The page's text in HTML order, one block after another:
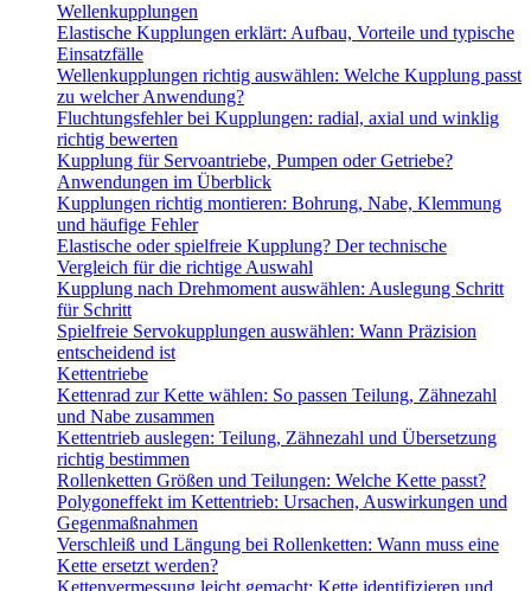
Wellenkupplungen
Elastische Kupplungen erklärt: Aufbau, Vorteile und typische
Einsatzfälle
Wellenkupplungen richtig auswählen: Welche Kupplung passt
zu welcher Anwendung?
Fluchtungsfehler bei Kupplungen: radial, axial und winklig
richtig bewerten
Kupplung für Servoantriebe, Pumpen oder Getriebe?
Anwendungen im Überblick
Kupplungen richtig montieren: Bohrung, Nabe, Klemmung
und häufige Fehler
Elastische oder spielfreie Kupplung? Der technische
Vergleich für die richtige Auswahl
Kupplung nach Drehmoment auswählen: Auslegung Schritt
für Schritt
Spielfreie Servokupplungen auswählen: Wann Präzision
entscheidend ist
Kettentriebe
Kettenrad zur Kette wählen: So passen Teilung, Zähnezahl
und Nabe zusammen
Kettentrieb auslegen: Teilung, Zähnezahl und Übersetzung
richtig bestimmen
Rollenketten Größen und Teilungen: Welche Kette passt?
Polygoneffekt im Kettentrieb: Ursachen, Auswirkungen und
Gegenmaßnahmen
Verschleiß und Längung bei Rollenketten: Wann muss eine
Kette ersetzt werden?
Kettenvermessung leicht gemacht: Kette identifizieren und